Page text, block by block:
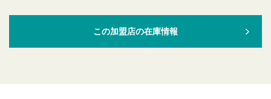
この加盟店の在庫情報